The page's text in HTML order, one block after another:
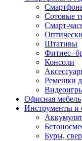
Сотовые
Смарт-
Штативы
Фитнес-
Консоли
Ремешки
Офисная мебель
Инструменты и
Буры,